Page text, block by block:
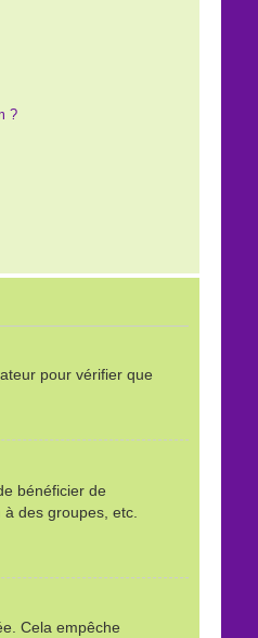
?
pour vérifier que
bénéficier de
des groupes, etc.
Cela empêche